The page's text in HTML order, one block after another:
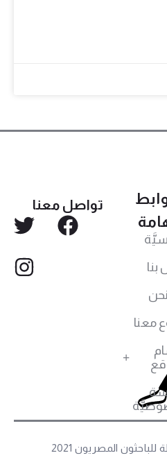
بنا
معنا
تواصل معنا
المصريون 2021